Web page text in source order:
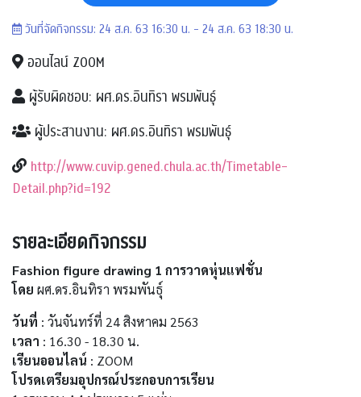
วันที่จัดกิจกรรม: 24 ส.ค. 63 16:30 น. - 24 ส.ค. 63 18:30 น.
ออนไลน์ ZOOM
ผู้รับผิดชอบ: ผศ.ดร.อินทิรา พรมพันธุ์
ผู้ประสานงาน: ผศ.ดร.อินทิรา พรมพันธุ์
http://www.cuvip.gened.chula.ac.th/Timetable-
Detail.php?id=192
รายละเอียดกิจกรรม
Fashion figure drawing 1 การวาดหุ่นแฟชั่น
โดย ผศ.ดร.อินทิรา พรมพันธุ์
วันที่ : วันจันทร์ที่ 24 สิงหาคม 2563
เวลา : 16.30 - 18.30 น.
เรียนออนไลน์ : ZOOM
โปรดเตรียมอุปกรณ์ประกอบการเรียน